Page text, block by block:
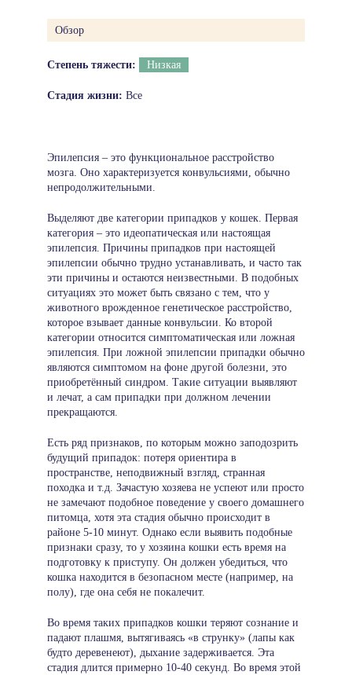
Обзор
Степень тяжести: Низкая
Стадия жизни: Все
Эпилепсия – это функциональное расстройство
мозга. Оно характеризуется конвульсиями, обычно
непродолжительными.
Выделяют две категории припaдков у кошек. Первая
категория – это идеопатическая или настоящая
эпилепсия. Причины припадков при настоящей
эпилепсии обычно трудно устанавливать, и часто так
эти причины и остаются неизвестными. В подобных
ситуациях это может быть связано с тем, что у
животного врожденное генетическое расстройство,
которое взывает данные конвульсии. Ко второй
категории относится симптоматическая или ложная
эпилепсия. При ложной эпилепсии припадки обычно
являются симптомом на фоне другой болезни, это
приобретённый синдром. Такие ситуации выявляют
и лечат, а сам припадки при должном лечении
прекращаются.
Есть ряд признаков, по которым можно заподозрить
будущий припадок: потеря ориентира в
пространстве, неподвижный взгляд, странная
походка и т.д. Зачастую хозяева не успеют или просто
не замечают подобное поведение у своего домашнего
питомца, хотя эта стадия обычно происходит в
районе 5-10 минут. Однако если выявить подобные
признаки сразу, то у хозяина кошки есть время на
подготовку к приступу. Он должен убедиться, что
кошка находится в безопасном месте (например, на
полу), где она себя не покалечит.
Во время таких припадков кошки теряют сознание и
падают плашмя, вытягиваясь «в струнку» (лапы как
будто деревенеют), дыхание задерживается. Эта
стадия длится примерно 10-40 секунд. Во время этой